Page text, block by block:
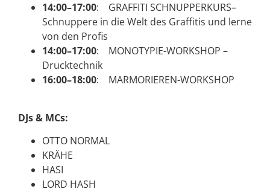
14:00–17:00: GRAFFITI SCHNUPPERKURS–
Schnuppere in die Welt des Graffitis und lerne
von den Profis
14:00–17:00: MONOTYPIE-WORKSHOP –
Drucktechnik
16:00–18:00: MARMORIEREN-WORKSHOP
DJs & MCs:
OTTO NORMAL
KRÄHE
HASI
LORD HASH